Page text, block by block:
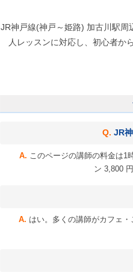
JR神戸線(神戸～姫路) 加古川駅周
人レッスンに対応し、初心者か
JR
このページの講師の料金は1
ン 3,800
はい。多くの講師がカフェ